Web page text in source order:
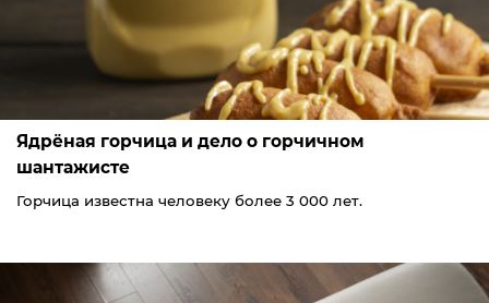
Ядрёная горчица и дело о горчичном
шантажисте
Горчица известна человеку более 3 000 лет.